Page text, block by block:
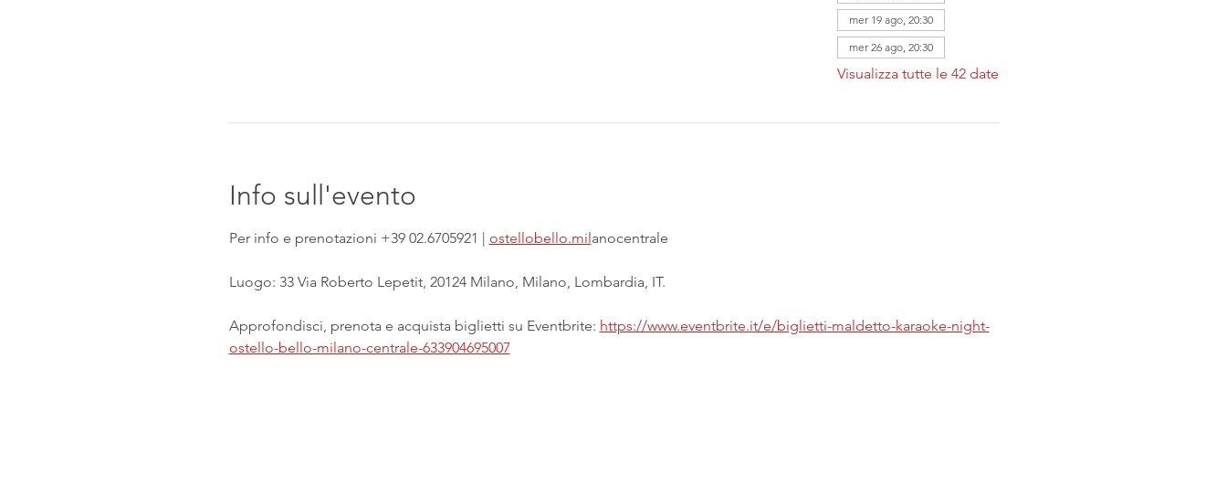
mer 19 ago, 20:30
mer 26 ago, 20:30
Visualizza tutte le 42 date
Info sull'evento
Per info e prenotazioni +39 02.6705921 | ostellobello.milanocentrale
Luogo: 33 Via Roberto Lepetit, 20124 Milano, Milano, Lombardia, IT.
Approfondisci, prenota e acquista biglietti su Eventbrite: https://www.eventbrite.it/e/biglietti-maldetto-karaoke-night-
ostello-bello-milano-centrale-633904695007